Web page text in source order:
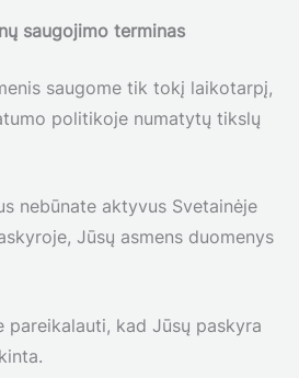
saugojimo terminas
saugome tik tokį laikotarpį,
politikoje numatytų tikslų
nebūnate aktyvus Svetainėje
Jūsų asmens duomenys
pareikalauti, kad Jūsų paskyra